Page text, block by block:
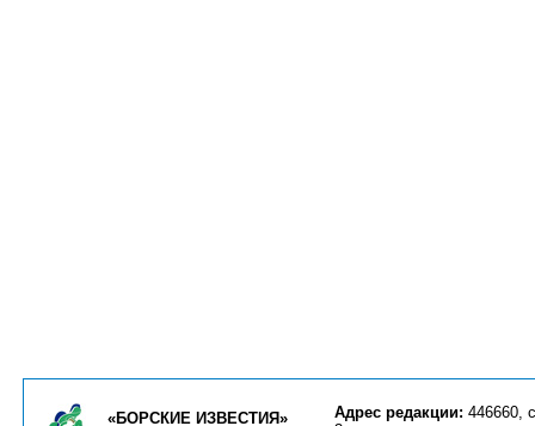
«БОРСКИЕ ИЗВЕСТИЯ» Адрес редакции: 446660,